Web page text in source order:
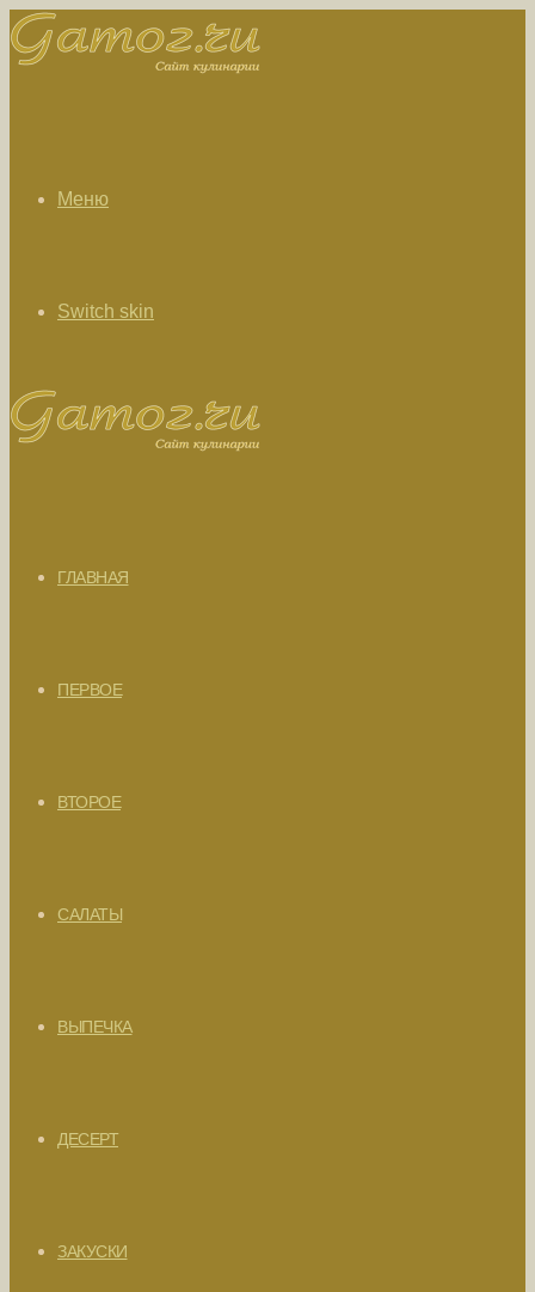
Меню
Switch skin
ГЛАВНАЯ
ПЕРВОЕ
ВТОРОЕ
САЛАТЫ
ВЫПЕЧКА
ДЕСЕРТ
ЗАКУСКИ